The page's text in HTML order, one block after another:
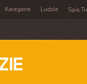
Kategorie Ludzie Spis